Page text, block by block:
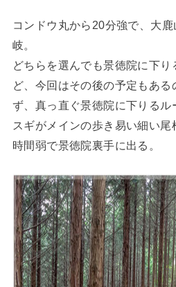
コンドウ丸から20分強で、大
岐。
どちらを選んでも景徳院に下
ど、今回はその後の予定もある
ず、真っ直ぐ景徳院に下りるル
スギがメインの歩き易い細い尾
時間弱で景徳院裏手に出る。